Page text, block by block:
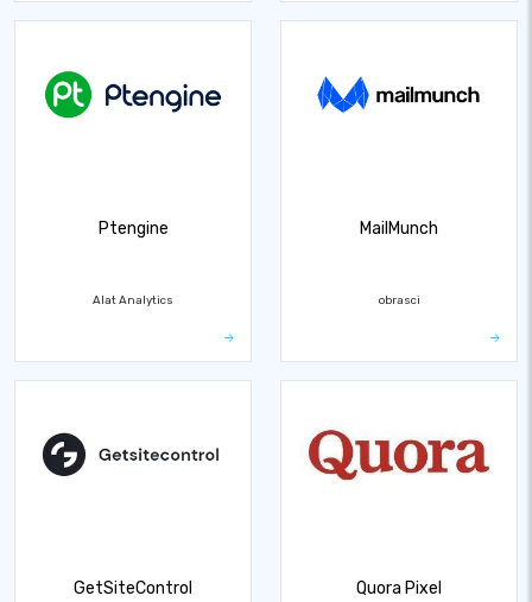
Ptengine
Alat Analytics
MailMunch
obrasci
GetSiteControl Quora Pixel